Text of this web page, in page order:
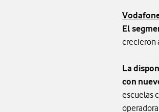
El
crecieron
La
con
escuelas